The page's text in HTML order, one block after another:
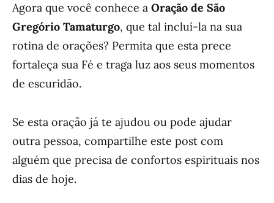
Agora que você conhece a Oração de São
Gregório Tamaturgo, que tal incluí-la na sua
rotina de orações? Permita que esta prece
fortaleça sua Fé e traga luz aos seus momentos
de escuridão.
Se esta oração já te ajudou ou pode ajudar
outra pessoa, compartilhe este post com
alguém que precisa de confortos espirituais nos
dias de hoje.